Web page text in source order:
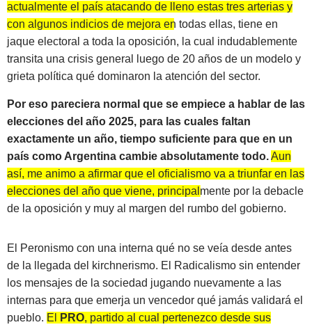
actualmente el país atacando de lleno estas tres arterias y
con algunos indicios de mejora en todas ellas, tiene en
jaque electoral a toda la oposición, la cual indudablemente
transita una crisis general luego de 20 años de un modelo y
grieta política qué dominaron la atención del sector.
Por eso pareciera normal que se empiece a hablar de las
elecciones del año 2025, para las cuales faltan
exactamente un año, tiempo suficiente para que en un
país como Argentina cambie absolutamente todo.Aun
así, me animo a afirmar que el oficialismo va a triunfar en las
elecciones del año que viene, principalmente por la debacle
de la oposición y muy al margen del rumbo del gobierno.
El Peronismo con una interna qué no se veía desde antes
de la llegada del kirchnerismo. El Radicalismo sin entender
los mensajes de la sociedad jugando nuevamente a las
internas para que emerja un vencedor qué jamás validará el
pueblo. El PRO, partido al cual pertenezco desde sus